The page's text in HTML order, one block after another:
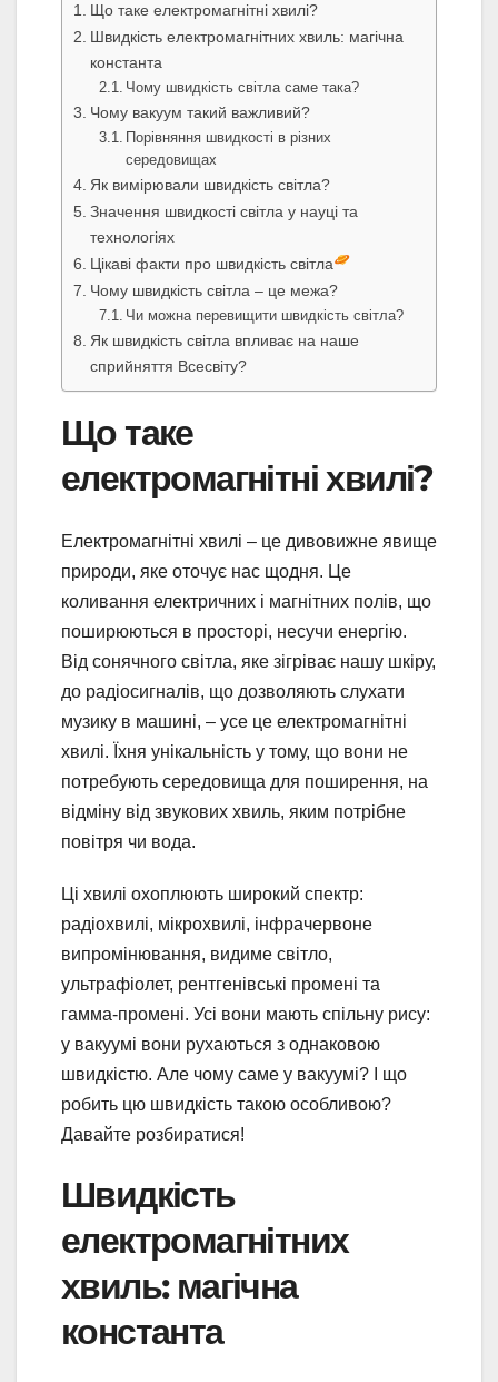
Що таке електромагнітні хвилі?
Швидкість електромагнітних хвиль: магічна
константа
Чому швидкість світла саме така?
Чому вакуум такий важливий?
Порівняння швидкості в різних
середовищах
Як вимірювали швидкість світла?
Значення швидкості світла у науці та
технологіях
Цікаві факти про швидкість світла
Чому швидкість світла – це межа?
Чи можна перевищити швидкість світла?
Як швидкість світла впливає на наше
сприйняття Всесвіту?
Що таке
електромагнітні хвилі?
Електромагнітні хвилі – це дивовижне явище
природи, яке оточує нас щодня. Це
коливання електричних і магнітних полів, що
поширюються в просторі, несучи енергію.
Від сонячного світла, яке зігріває нашу шкіру,
до радіосигналів, що дозволяють слухати
музику в машині, – усе це електромагнітні
хвилі. Їхня унікальність у тому, що вони не
потребують середовища для поширення, на
відміну від звукових хвиль, яким потрібне
повітря чи вода.
Ці хвилі охоплюють широкий спектр:
радіохвилі, мікрохвилі, інфрачервоне
випромінювання, видиме світло,
ультрафіолет, рентгенівські промені та
гамма-промені. Усі вони мають спільну рису:
у вакуумі вони рухаються з однаковою
швидкістю. Але чому саме у вакуумі? І що
робить цю швидкість такою особливою?
Давайте розбиратися!
Швидкість
електромагнітних
хвиль: магічна
константа